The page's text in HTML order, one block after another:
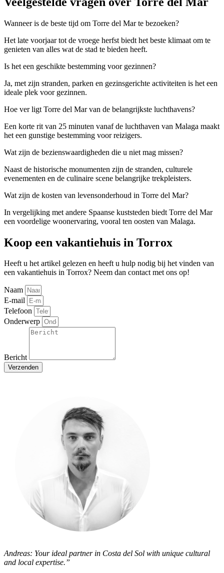
Wanneer is de beste tijd om Torre del Mar te bezoeken?
Het late voorjaar tot de vroege herfst biedt het beste klimaat om te
genieten van alles wat de stad te bieden heeft.
Is het een geschikte bestemming voor gezinnen?
Ja, met zijn stranden, parken en gezinsgerichte activiteiten is het een
ideale plek voor gezinnen.
Hoe ver ligt Torre del Mar van de belangrijkste luchthavens?
Een korte rit van 25 minuten vanaf de luchthaven van Malaga maakt
het een gunstige bestemming voor reizigers.
Wat zijn de bezienswaardigheden die u niet mag missen?
Naast de historische monumenten zijn de stranden, culturele
evenementen en de culinaire scene belangrijke trekpleisters.
Wat zijn de kosten van levensonderhoud in Torre del Mar?
In vergelijking met andere Spaanse kuststeden biedt Torre del Mar
een voordelige woonervaring, vooral ten oosten van Malaga.
Koop een vakantiehuis in Torrox
Heeft u het artikel gelezen en heeft u hulp nodig bij het vinden van
een vakantiehuis in Torrox? Neem dan contact met ons op!
Naam
E-mail
Telefoon
Onderwerp
Bericht
Verzenden
Andreas: Your ideal partner in Costa del Sol with unique cultural
and local expertise.”